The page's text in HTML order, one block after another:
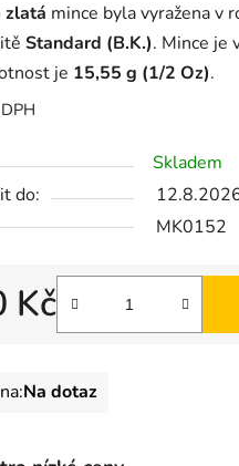
zlatá mince byla vyražena v
Standard (B.K.). Mince je
je 15,55 g (1/2 Oz).
Skladem
do:
MK0152
Kč
Na dotaz